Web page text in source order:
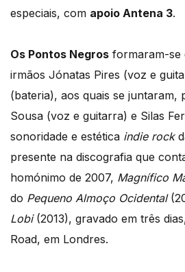
especiais, com apoio Antena 3.
Os Pontos Negros formaram-se
irmãos Jónatas Pires (voz e
(bateria), aos quais se juntaram,
Sousa (voz e guitarra) e Silas
sonoridade e estética indie rock
presente na discografia que
homónimo de 2007, Magnífico
do Pequeno Almoço Ocidental
Lobi(2013), gravado em três
Road, em Londres.